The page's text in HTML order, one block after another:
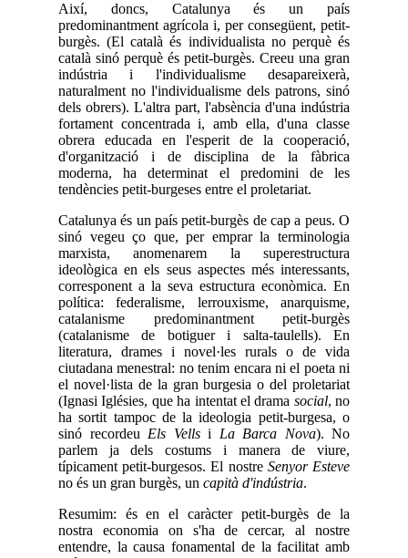
Així, doncs, Catalunya és un país
predominantment agrícola i, per consegüent, petit-
burgès. (El català és individualista no perquè és
català sinó perquè és petit-burgès. Creeu una gran
indústria i l'individualisme desapareixerà,
naturalment no l'individualisme dels patrons, sinó
dels obrers). L'altra part, l'absència d'una indústria
fortament concentrada i, amb ella, d'una classe
obrera educada en l'esperit de la cooperació,
d'organització i de disciplina de la fàbrica
moderna, ha determinat el predomini de les
tendències petit-burgeses entre el proletariat.
Catalunya és un país petit-burgès de cap a peus. O
sinó vegeu ço que, per emprar la terminologia
marxista, anomenarem la superestructura
ideològica en els seus aspectes més interessants,
corresponent a la seva estructura econòmica. En
política: federalisme, lerrouxisme, anarquisme,
catalanisme predominantment petit-burgès
(catalanisme de botiguer i salta-taulells). En
literatura, drames i novel·les rurals o de vida
ciutadana menestral: no tenim encara ni el poeta ni
el novel·lista de la gran burgesia o del proletariat
(Ignasi Iglésies, que ha intentat el drama social, no
ha sortit tampoc de la ideologia petit-burgesa, o
sinó recordeu Els Vellsi La Barca Nova). No
parlem ja dels costums i manera de viure,
típicament petit-burgesos. El nostre Senyor Esteve
no és un gran burgès, un capità d'indústria.
Resumim: és en el caràcter petit-burgès de la
nostra economia on s'ha de cercar, al nostre
entendre, la causa fonamental de la facilitat amb